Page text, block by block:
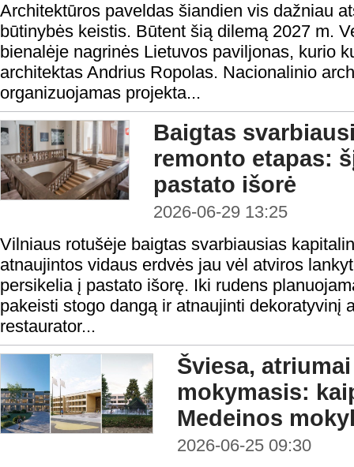
Architektūros paveldas šiandien vis dažniau
būtinybės keistis. Būtent šią dilemą 2027 m.
bienalėje nagrinės Lietuvos paviljonas, kurio
architektas Andrius Ropolas. Nacionalinio
organizuojamas projekta...
Baigtas
remonto etapas:
pastato išorė
2026-06-29 13:25
Vilniaus rotušėje baigtas svarbiausias
atnaujintos vidaus erdvės jau vėl atviros
persikelia į pastato išorę. Iki rudens
pakeisti stogo dangą ir atnaujinti dekoratyvinį
restaurator...
Šviesa,
mokymasis:
Medeinos
2026-06-25 09:30